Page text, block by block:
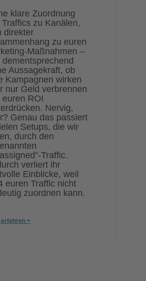
klare Zuordnung
Traffics zu Kanälen,
direkter
zu euren
Maßnahmen –
dementsprechend
Aussagekraft, ob
Kampagnen wirken
nur Geld verbrennen
euren ROI
Nervig,
Genau das passiert
Setups, die wir
durch den
Traffic.
verliert ihr
Einblicke, weil
euren Traffic nicht
zuordnen kann.
erfahren >